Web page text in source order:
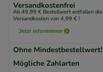
Versandkostenfrei
Ab 49,99 € Bestellwert entfallen die
Versandkosten von 4,99 € !
Jetzt informieren
Ohne Mindestbestellwert!
Mögliche Zahlarten